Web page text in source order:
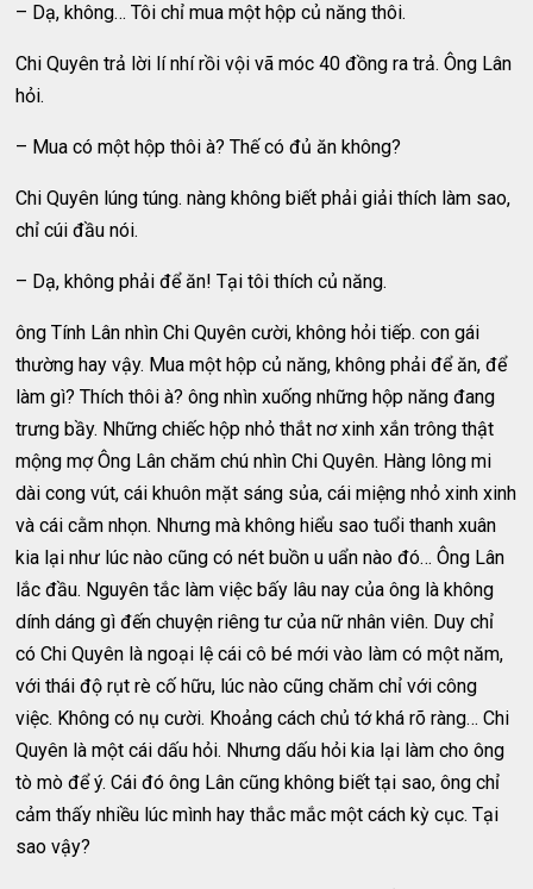
– Dạ, không… Tôi chỉ mua một hộp củ năng thôi.
Chi Quyên trả lời lí nhí rồi vội vã móc 40 đồng ra trả. Ông Lân
hỏi.
– Mua có một hộp thôi à? Thế có đủ ăn không?
Chi Quyên lúng túng. nàng không biết phải giải thích làm sao,
chỉ cúi đầu nói.
– Dạ, không phải để ăn! Tại tôi thích củ năng.
ông Tính Lân nhìn Chi Quyên cười, không hỏi tiếp. con gái
thường hay vậy. Mua một hộp củ năng, không phải để ăn, để
làm gì? Thích thôi à? ông nhìn xuống những hộp năng đang
trưng bầy. Những chiếc hộp nhỏ thắt nơ xinh xắn trông thật
mộng mợ Ông Lân chăm chú nhìn Chi Quyên. Hàng lông mi
dài cong vút, cái khuôn mặt sáng sủa, cái miệng nhỏ xinh xinh
và cái cằm nhọn. Nhưng mà không hiểu sao tuổi thanh xuân
kia lại như lúc nào cũng có nét buồn u uẩn nào đó… Ông Lân
lắc đầu. Nguyên tắc làm việc bấy lâu nay của ông là không
dính dáng gì đến chuyện riêng tư của nữ nhân viên. Duy chỉ
có Chi Quyên là ngoại lệ cái cô bé mới vào làm có một năm,
với thái độ rụt rè cố hữu, lúc nào cũng chăm chỉ với công
việc. Không có nụ cười. Khoảng cách chủ tớ khá rõ ràng… Chi
Quyên là một cái dấu hỏi. Nhưng dấu hỏi kia lại làm cho ông
tò mò để ý. Cái đó ông Lân cũng không biết tại sao, ông chỉ
cảm thấy nhiều lúc mình hay thắc mắc một cách kỳ cục. Tại
sao vậy?